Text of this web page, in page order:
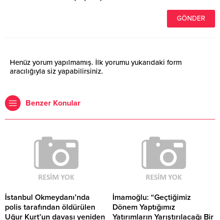
Henüz yorum yapılmamış. İlk yorumu yukarıdaki form
aracılığıyla siz yapabilirsiniz.
Benzer Konular
İstanbul Okmeydanı’nda
polis tarafından öldürülen
Uğur Kurt’un davası yeniden
İmamoğlu: “Geçtiğimiz
Dönem Yaptığımız
Yatırımların Yarıştırılacağı Bir